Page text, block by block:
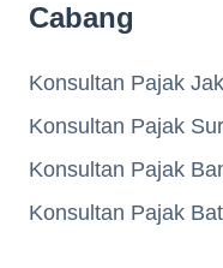
Cabang
Konsultan Pajak
Konsultan Pajak
Konsultan Pajak
Konsultan Pajak